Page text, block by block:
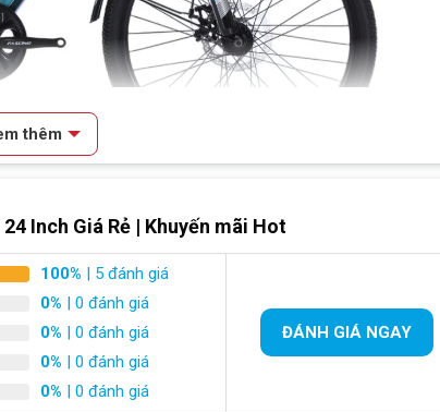
24 inch màu sắc nổi bật
cần thiết cho mọi loại địa hình. Bề mặt xe được phủ một
thêm
Inch Giá Rẻ | Khuyến mãi Hot
100%| 5 đánh giá
0%| 0 đánh giá
0%| 0 đánh giá
0%| 0 đánh giá
0%| 0 đánh giá
ĐÁNH GIÁ NGAY